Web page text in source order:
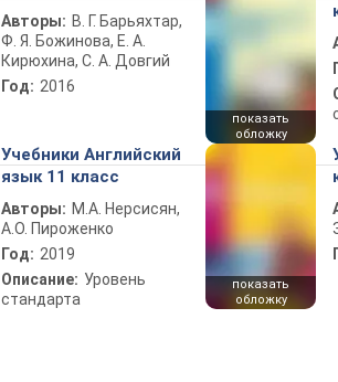
Авторы: В. Г. Барьяхтар,
Ф. Я. Божинова, Е. А.
Кирюхина, С. А. Довгий
Год: 2016
показать
обложку
Учебники Английский
язык 11 класс
Авторы: М.А. Нерсисян,
А.О. Пироженко
Год: 2019
Описание: Уровень
стандарта
показать
обложку